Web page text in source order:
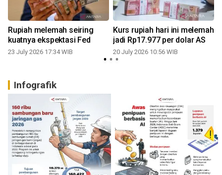
Rupiah melemah seiring
kuatnya ekspektasi Fed
23 July 2026 17:34 WIB
Kurs rupiah hari ini melemah
jadi Rp17.977 per dolar AS
20 July 2026 10:56 WIB
Infografik